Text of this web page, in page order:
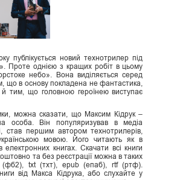
публікується новий технотрилер під
Проте однією з кращих робіт в цьому
небо». Вона виділяється серед
що в основу покладена не фантастика,
й тим, що головною героїнею виступає
можна сказати, що Максим Кідрук –
особа. Він популяризував в медіа
став першим автором технотрилерів,
мовою. Його читають як в
електронних книгах. Скачати всі книги
та без реєстрації можна в таких
txt (тхт), epub (епаб), rtf (ртф).
від Макса Кідрука, або слухайте у